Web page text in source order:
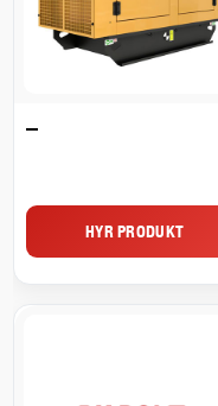
–
HYR PRODUKT